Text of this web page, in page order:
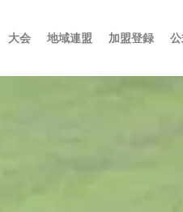
大会 地域連盟 加盟登録